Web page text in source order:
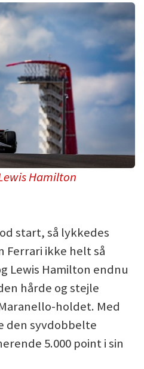
Hamilton
start, så lykkedes
Ferrari ikke helt så
Lewis Hamilton endnu
hårde og stejle
holdet. Med
den syvdobbelte
5.000 point i sin